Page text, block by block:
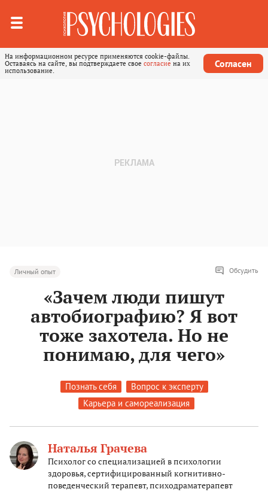
На информационном ресурсе применяются cookie-файлы.
Оставаясь на сайте, вы подтверждаете свое согласие на их
использование.
Согласен
Личный опыт Обсудить
«Зачем люди пишут
автобиографию? Я вот
тоже захотела. Но не
понимаю, для чего»
Познать себя
Вопрос к эксперту
Карьера и самореализация
Наталья Грачева
Психолог со специализацией в психологии
здоровья, сертифицированный когнитивно-
поведенческий терапевт, психодраматерапевт